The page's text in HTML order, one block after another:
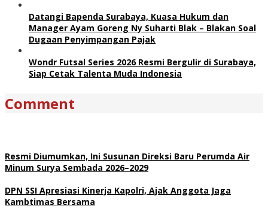
Datangi Bapenda Surabaya, Kuasa Hukum dan
Manager Ayam Goreng Ny Suharti Blak – Blakan Soal
Dugaan Penyimpangan Pajak
Wondr Futsal Series 2026 Resmi Bergulir di Surabaya,
Siap Cetak Talenta Muda Indonesia
Comment
Resmi Diumumkan, Ini Susunan Direksi Baru Perumda Air
Minum Surya Sembada 2026–2029
DPN SSI Apresiasi Kinerja Kapolri, Ajak Anggota Jaga
Kambtimas Bersama